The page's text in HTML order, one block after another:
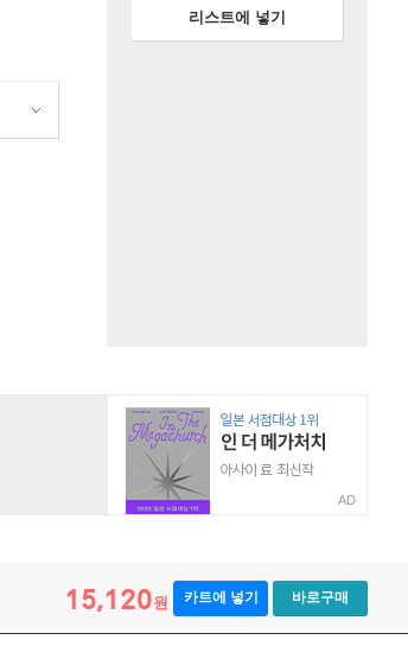
리스트에 넣기
AD
15,120원 카트에 넣기 바로구매